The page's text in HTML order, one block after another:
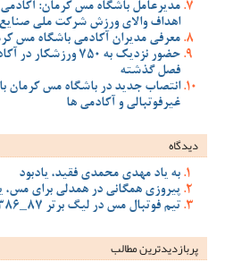
مدیرعامل باشگاه مس کرمان:
اهداف والای ورزش شرکت ملی
معرفی مدیران آکادمی باشگاه مس
حضور نزدیک به 750
فصل گذشته
انتصاب جدید در باشگاه مس کرمان
غیرفوتبالی و آکادمی‌ ها
دیدگاه
به یاد مهدی محمدی فقید، یادبود
پیروزی همگانی در همدلی برای مس،
تیم فوتبال مس در لیگ برتر 87_1386، با خاطرات مس
پربازدیدترین‌ مطالب